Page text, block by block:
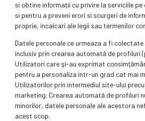
si obtine informaţii cu privire la serviciile pe
si pentru a preveni erori si scurgeri de
proprie, incalcari ale legii sau termenilor
Datele personale ce urmeaza a fi
inclusiv prin crearea automată de profiluri
Utilizatori care şi-au exprimat
pentru a personaliza intr-un grad cat mai
Utilizatorilor prin intermediul site-ului
marketing. Crearea automată de profiluri
minorilor, datele personale ale acestora
acest scop.